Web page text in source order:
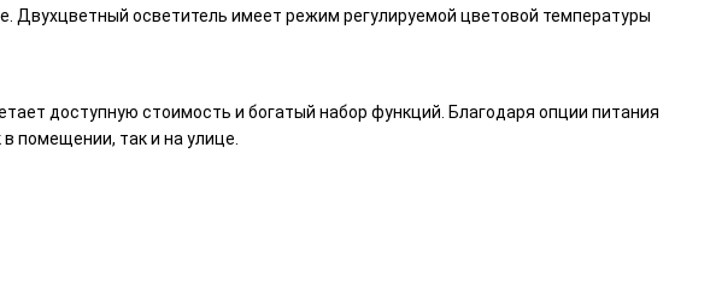
Двухцветный осветитель имеет режим регулируемой цветовой температуры
доступную стоимость и богатый набор функций. Благодаря опции питания
помещении, так и на улице.